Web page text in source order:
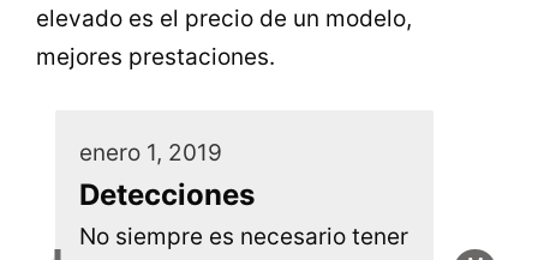
elevado es el precio de un modelo,
mejores prestaciones.
enero 1, 2019
Detecciones
No siempre es necesario tener